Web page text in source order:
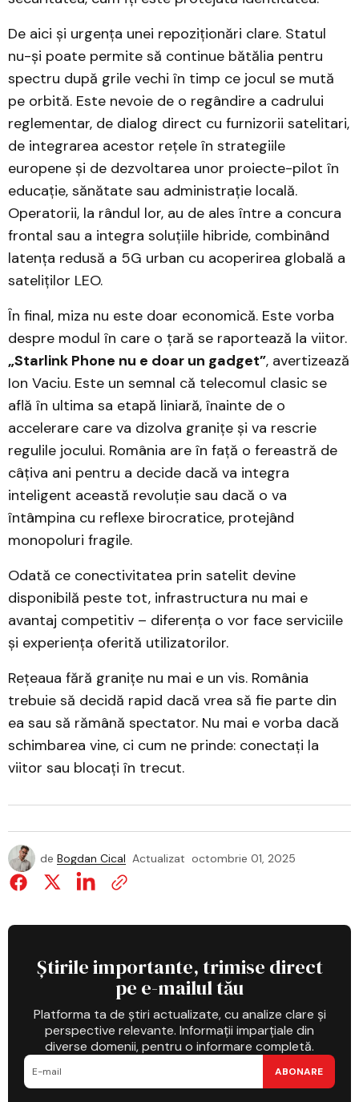
De aici și urgența unei repoziționări clare. Statul
nu-și poate permite să continue bătălia pentru
spectru după grile vechi în timp ce jocul se mută
pe orbită. Este nevoie de o regândire a cadrului
reglementar, de dialog direct cu furnizorii satelitari,
de integrarea acestor rețele în strategiile
europene și de dezvoltarea unor proiecte-pilot în
educație, sănătate sau administrație locală.
Operatorii, la rândul lor, au de ales între a concura
frontal sau a integra soluțiile hibride, combinând
latența redusă a 5G urban cu acoperirea globală a
sateliților LEO.
În final, miza nu este doar economică. Este vorba
despre modul în care o țară se raportează la viitor.
„Starlink Phone nu e doar un gadget”, avertizează
Ion Vaciu. Este un semnal că telecomul clasic se
află în ultima sa etapă liniară, înainte de o
accelerare care va dizolva granițe și va rescrie
regulile jocului. România are în față o fereastră de
câțiva ani pentru a decide dacă va integra
inteligent această revoluție sau dacă o va
întâmpina cu reflexe birocratice, protejând
monopoluri fragile.
Odată ce conectivitatea prin satelit devine
disponibilă peste tot, infrastructura nu mai e
avantaj competitiv – diferența o vor face serviciile
și experiența oferită utilizatorilor.
Rețeaua fără granițe nu mai e un vis. România
trebuie să decidă rapid dacă vrea să fie parte din
ea sau să rămână spectator. Nu mai e vorba dacă
schimbarea vine, ci cum ne prinde: conectați la
viitor sau blocați în trecut.
de Bogdan Cical Actualizat octombrie 01, 2025
Știrile importante, trimise direct
pe e-mailul tău
Platforma ta de știri actualizate, cu analize clare și
perspective relevante. Informații imparțiale din
diverse domenii, pentru o informare completă.
ABONARE